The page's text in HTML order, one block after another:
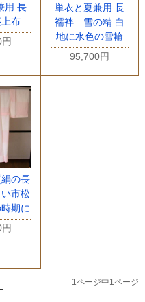
用 長
布
単衣と夏兼用 長
襦袢 雪の精 白
地に水色の雪輪
95,700円
の長
市松
期に
1ページ中1ページ